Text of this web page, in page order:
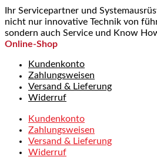
Ihr Servicepartner und
nicht nur innovative Technik von
sondern auch Service und Know
Online-Shop
Kundenkonto
Zahlungsweisen
Versand & Lieferung
Widerruf
Kundenkonto
Zahlungsweisen
Versand & Lieferung
Widerruf